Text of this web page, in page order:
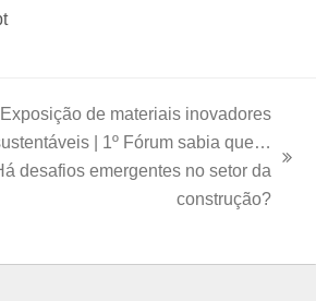
Exposição de materiais inovadores
| 1º Fórum sabia que…
desafios emergentes no setor da
construção?